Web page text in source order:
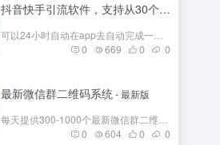
抖音快手引流软件，支持从30个平台引流
0
669 0 0
最新微信群二维码系统- 最新版
0
604 0 0